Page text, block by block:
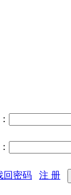
回密码 注 册